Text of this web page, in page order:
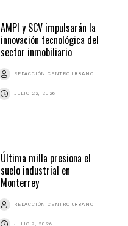
AMPI y SCV impulsarán la
innovación tecnológica del
sector inmobiliario
REDACCIÓN CENTRO URBANO
JULIO 22, 2026
Última milla presiona el
suelo industrial en
Monterrey
REDACCIÓN CENTRO URBANO
JULIO 7, 2026